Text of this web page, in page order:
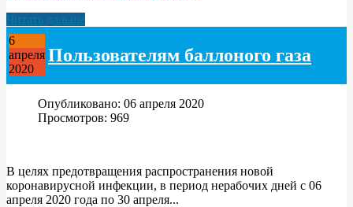
Читать дальше
6
апреля
2020
Пользователям баллоного газа
Опубликовано: 06 апреля 2020
Просмотров: 969
В целях предотвращения распространения новой
коронавирусной инфекции, в период нерабочих дней с 06
апреля 2020 года по 30 апреля...